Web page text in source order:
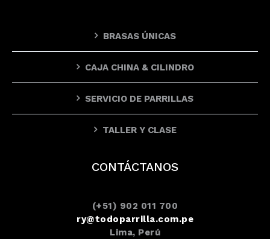
BRASAS ÚNICAS
CAJA CHINA & CILINDRO
SERVICIO DE PARRILLAS
TALLER Y CLASE
CONTÁCTANOS
(+51) 902 011 700
ry@todoparrilla.com.pe
Lima, Perú